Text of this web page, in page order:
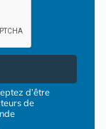
d’être
de